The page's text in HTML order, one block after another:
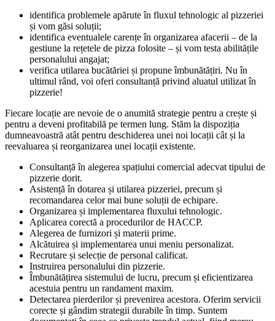
identifica problemele apărute în fluxul tehnologic al pizzeriei
și vom găsi soluții;
identifica eventualele carențe în organizarea afacerii – de la
gestiune la rețetele de pizza folosite – și vom testa abilitățile
personalului angajat;
verifica utilarea bucătăriei și propune îmbunătățiri. Nu în
ultimul rând, voi oferi consultanță privind aluatul utilizat în
pizzerie!
Fiecare locație are nevoie de o anumită strategie pentru a crește și
pentru a deveni profitabilă pe termen lung. Stăm la dispoziția
dumneavoastră atât pentru deschiderea unei noi locații cât și la
reevaluarea și reorganizarea unei locații existente.
Consultanță în alegerea spațiului comercial adecvat tipului de
pizzerie dorit.
Asistență în dotarea și utilarea pizzeriei, precum și
recomandarea celor mai bune soluții de echipare.
Organizarea și implementarea fluxului tehnologic.
Aplicarea corectă a procedurilor de HACCP.
Alegerea de furnizori și materii prime.
Alcătuirea și implementarea unui meniu personalizat.
Recrutare și selecție de personal calificat.
Instruirea personalului din pizzerie.
Îmbunătățirea sistemului de lucru, precum și eficientizarea
acestuia pentru un randament maxim.
Detectarea pierderilor și prevenirea acestora. Oferim servicii
corecte și gândim strategii durabile în timp. Suntem